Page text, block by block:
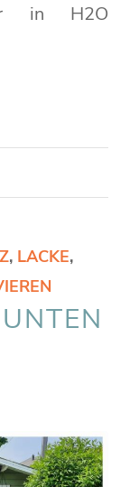
in H2O
, LACKE,